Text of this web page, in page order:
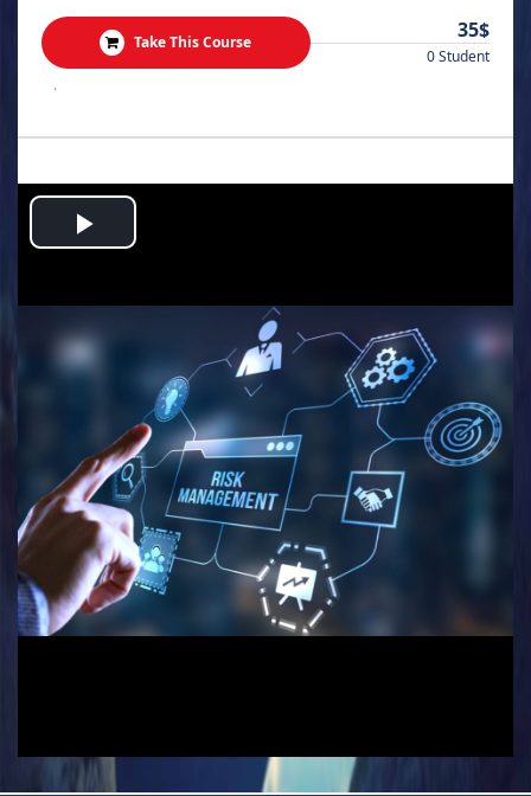
Take This Course 35$
0 Student
.
Play
Video